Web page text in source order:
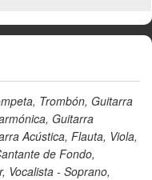
, Trombón, Guitarra
, Guitarra
Acústica, Flauta, Viola,
de Fondo,
, Vocalista - Soprano,